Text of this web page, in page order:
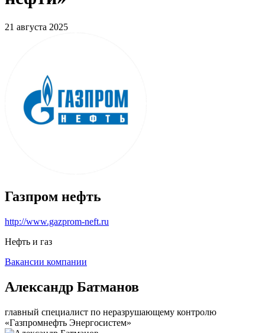
21 августа 2025
Газпром нефть
http://www.gazprom-neft.ru
Нефть и газ
Вакансии компании
Александр Батманов
главный специалист по неразрушающему контролю
«Газпромнефть Энергосистем»